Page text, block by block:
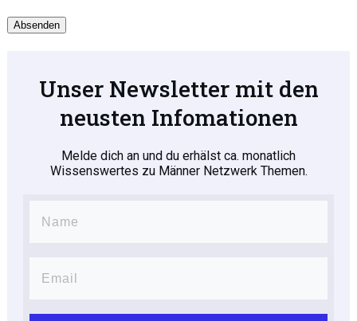
Absenden
Unser Newsletter mit den
neusten Infomationen
Melde dich an und du erhälst ca. monatlich
Wissenswertes zu Männer Netzwerk Themen.